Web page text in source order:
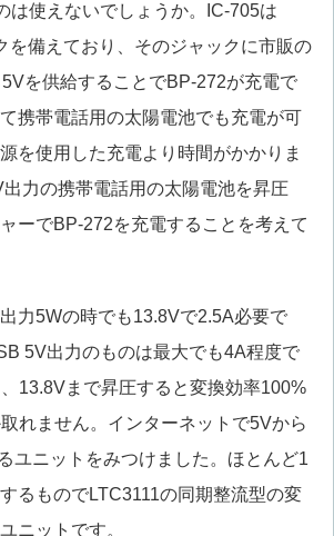
は使えないでしょうか。IC-705は
を備えており、そのジャックに市販の
を供給することでBP-272が充電で
携帯電話用の太陽電池でも充電が可
を使用した充電より時間がかかりま
力の携帯電話用の太陽電池を昇圧
ーでBP-272を充電することを考えて
力5Wの時でも13.8Vで2.5A必要で
5V出力のものは最大でも4A程度で
13.8Vまで昇圧すると変換効率100%
れません。インターネットで5Vから
ユニットをみつけました。ほとんど1
るものでLTC3111の同期整流型の変
ニットです。